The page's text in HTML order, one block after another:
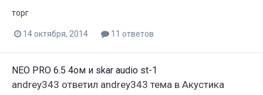
торг
14 октября, 2014 11 ответов
NEO PRO 6.5 4ом и skar audio st-1
andrey343 ответил andrey343 тема в Акустика